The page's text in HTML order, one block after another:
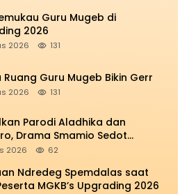
Guru Mugeb di
2026
2026 131
Ruang Guru Mugeb Bikin Gerr
2026 131
Parodi Aladhika dan
Drama Smamio Sedot
di MGKB Upgrading 2026
2026 62
Ndredeg Spemdalas saat
MGKB’s Upgrading 2026